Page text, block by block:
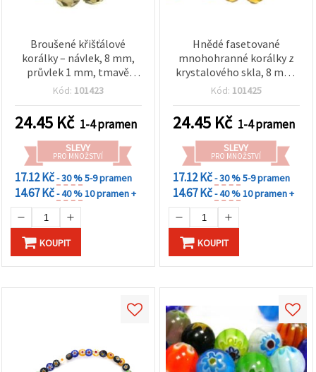
Broušené křišťálové
korálky – návlek, 8 mm,
průvlek 1 mm, tmavě
šedé, 43 ks – na výrobu
Kód: 101423
24.45 Kč 1-4 pramen
SLEVY
PRO MNOŽSTVÍ
17.12 Kč- 30 %5-9 pramen
14.67 Kč- 40 %10 pramen +
KOUPIT
Hnědé fasetované
mnohohranné korálky z
krystalového skla, 8 mm,
dírka 1 mm – návlek 43 ks
a dekorativní tvoření
Kód: 101425
24.45 Kč 1-4 pramen
SLEVY
PRO MNOŽSTVÍ
17.12 Kč- 30 %5-9 pramen
14.67 Kč- 40 %10 pramen +
KOUPIT